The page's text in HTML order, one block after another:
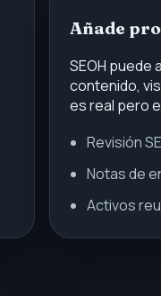
Añade
SEOH puede
contenido,
es real pero
Revisión
Notas de
Activos